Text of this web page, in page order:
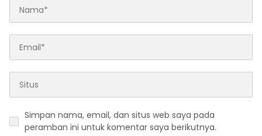
Simpan nama, email, dan situs web saya pada
peramban ini untuk komentar saya berikutnya.